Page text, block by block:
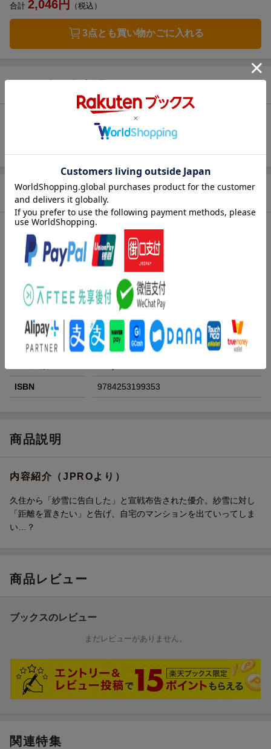
合計 2,046円 （税込）
3点とも買い物かごに入れる
商品情報
発売日 2024年05月16日
著者／編集 雨宮榮子(著)
シリーズ
偽装結婚のススメ 〜溺愛彼氏とすれちが
レーベル プリンセス・コミックス プチプリ
出版社 秋田書店
発行形態 コミック
ISBN 9784253199353
商品説明
内容紹介（JPROより）
久住から「紗雪に告白した」と宣戦布告された優介。紗雪に対し
「距離を置きたい」と告げ、自宅のマンションを出ていってしま
い…？
商品レビュー
ブックスのレビュー
まだレビューがありません。
関連特集